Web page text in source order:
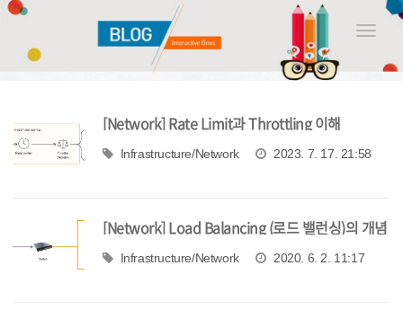
Toggle
[Network] Rate Limit과 Throttling 이해
Infrastructure/Network 2023. 7. 17. 21:58
[Network] Load Balancing (로드 밸런싱)의 개념
과 이해Infrastructure/Network 2020. 6. 2. 11:17